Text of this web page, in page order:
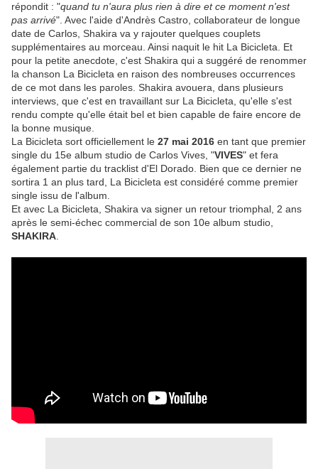
répondit : "quand tu n'aura plus rien à dire et ce moment n'est
pas arrivé". Avec l'aide d'Andrès Castro, collaborateur de longue
date de Carlos, Shakira va y rajouter quelques couplets
supplémentaires au morceau. Ainsi naquit le hit La Bicicleta. Et
pour la petite anecdote, c'est Shakira qui a suggéré de renommer
la chanson La Bicicleta en raison des nombreuses occurrences
de ce mot dans les paroles. Shakira avouera, dans plusieurs
interviews, que c'est en travaillant sur La Bicicleta, qu'elle s'est
rendu compte qu'elle était bel et bien capable de faire encore de
la bonne musique.
La Bicicleta sort officiellement le 27 mai 2016 en tant que premier
single du 15e album studio de Carlos Vives, "VIVES" et fera
également partie du tracklist d'El Dorado. Bien que ce dernier ne
sortira 1 an plus tard, La Bicicleta est considéré comme premier
single issu de l'album.
Et avec La Bicicleta, Shakira va signer un retour triomphal, 2 ans
après le semi-échec commercial de son 10e album studio,
SHAKIRA